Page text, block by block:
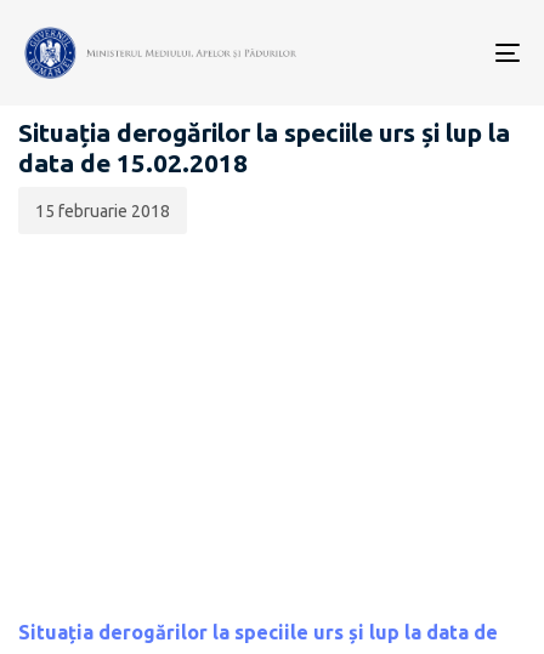
BIODIVERSITATE
Situația derogărilor la speciile urs și lup la
data de 15.02.2018
publicării:
15 februarie 2018
Situația derogărilor la speciile urs și lup la data de